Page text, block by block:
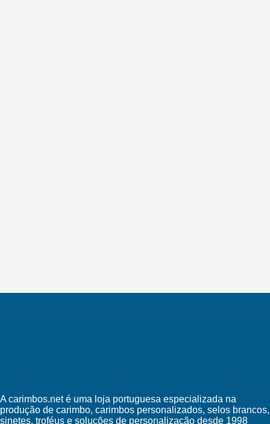
A carimbos.net é uma loja portuguesa especializada na
produção de carimbo, carimbos personalizados, selos brancos,
sinetes, troféus e soluções de personalização desde 1998